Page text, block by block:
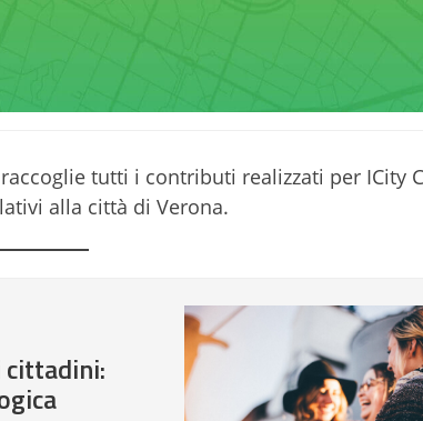
tutti i contributi realizzati per ICity
alla città di Verona.
cittadini: